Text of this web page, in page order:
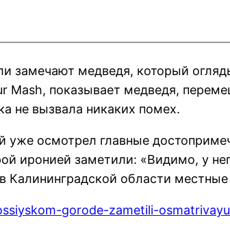
замечают медведя, который
Mash, показывает медведя,
не вызвала никаких помех.
уже осмотрел главные
иронией заметили: «Видимо, у
Калининградской области
gorode-zametili-